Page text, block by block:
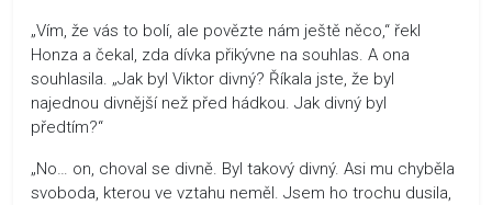
„Vím, že vás to bolí, ale povězte nám ještě něco,“ řekl
Honza a čekal, zda dívka přikývne na souhlas. A ona
souhlasila. „Jak byl Viktor divný? Říkala jste, že byl
najednou divnější než před hádkou. Jak divný byl
předtím?“
„No… on, choval se divně. Byl takový divný. Asi mu chyběla
svoboda, kterou ve vztahu neměl. Jsem ho trochu dusila,